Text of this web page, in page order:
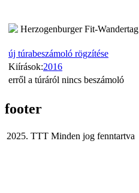
Herzogenburger Fit-Wandertag
új túrabeszámoló rögzítése
Kiírások:2016
erről a túráról nincs beszámoló
footer
2025. TTT Minden jog fenntartva